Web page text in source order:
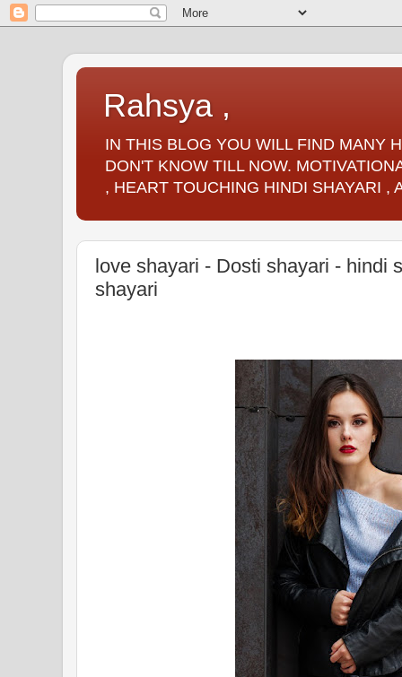
Rahsya ,
IN THIS BLOG YOU WILL FIND MANY
DON'T KNOW TILL NOW.
, HEART TOUCHING HINDI SHAYARI ,
love shayari - Dosti shayari - hindi
shayari